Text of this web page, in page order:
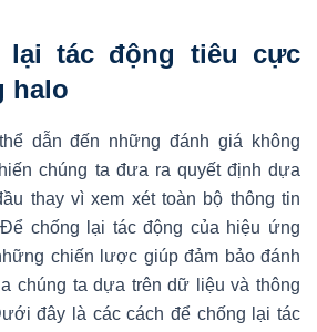
lại tác động tiêu cực
halo
dẫn đến những đánh giá không
chúng ta đưa ra quyết định dựa
thay vì xem xét toàn bộ thông tin
chống lại tác động của hiệu ứng
chiến lược giúp đảm bảo đánh
chúng ta dựa trên dữ liệu và thông
đây là các cách để chống lại tác